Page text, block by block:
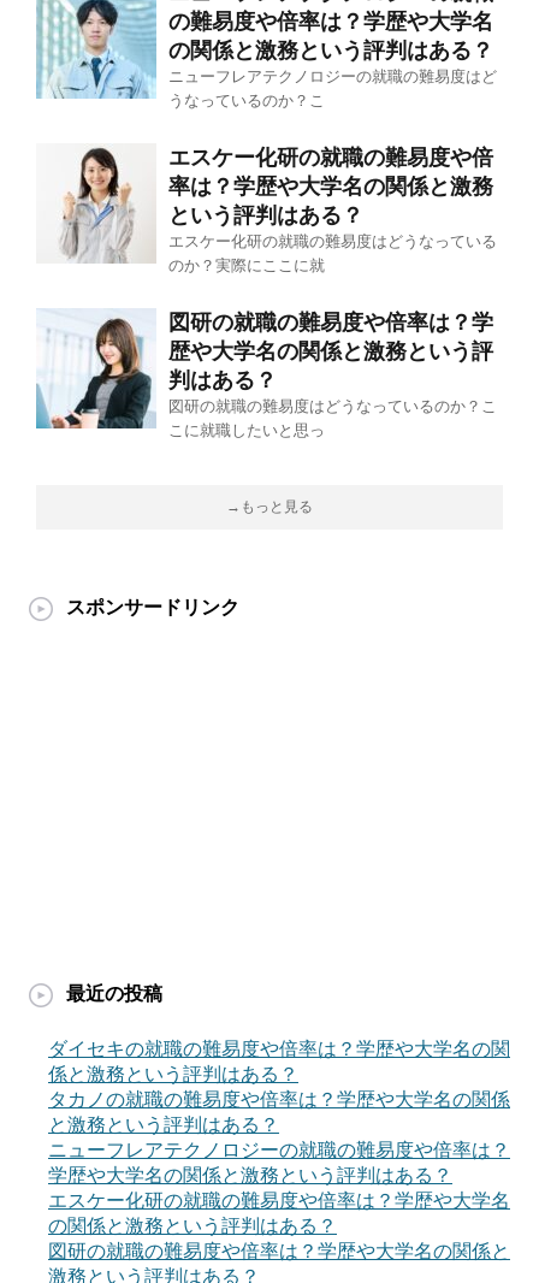
の難易度や倍率は？学歴や大学名
の関係と激務という評判はある？
ニューフレアテクノロジーの就職の難易度はど
うなっているのか？こ
エスケー化研の就職の難易度や倍
率は？学歴や大学名の関係と激務
という評判はある？
エスケー化研の就職の難易度はどうなっている
のか？実際にここに就
図研の就職の難易度や倍率は？学
歴や大学名の関係と激務という評
判はある？
図研の就職の難易度はどうなっているのか？こ
こに就職したいと思っ
→もっと見る
スポンサードリンク
最近の投稿
ダイセキの就職の難易度や倍率は？学歴や大学名の関
係と激務という評判はある？
タカノの就職の難易度や倍率は？学歴や大学名の関係
と激務という評判はある？
ニューフレアテクノロジーの就職の難易度や倍率は？
学歴や大学名の関係と激務という評判はある？
エスケー化研の就職の難易度や倍率は？学歴や大学名
の関係と激務という評判はある？
図研の就職の難易度や倍率は？学歴や大学名の関係と
激務という評判はある？